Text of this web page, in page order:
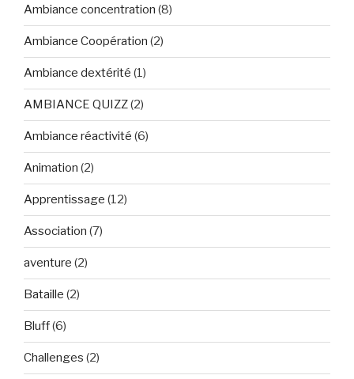
Ambiance concentration (8)
Ambiance Coopération (2)
Ambiance dextérité (1)
AMBIANCE QUIZZ(2)
Ambiance réactivité (6)
Animation (2)
Apprentissage (12)
Association (7)
aventure (2)
Bataille (2)
Bluff(6)
Challenges (2)